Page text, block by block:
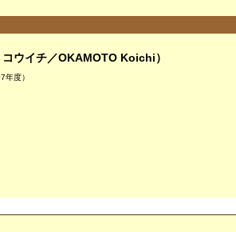
ウイチ／OKAMOTO Koichi）
度）